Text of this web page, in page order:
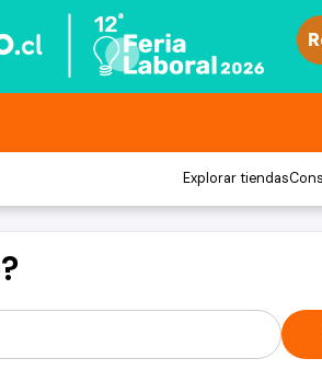
Explorar tiendas